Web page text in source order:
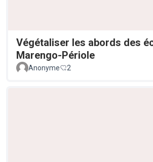
Végétaliser les abords des
Marengo-Périole
Anonyme 2